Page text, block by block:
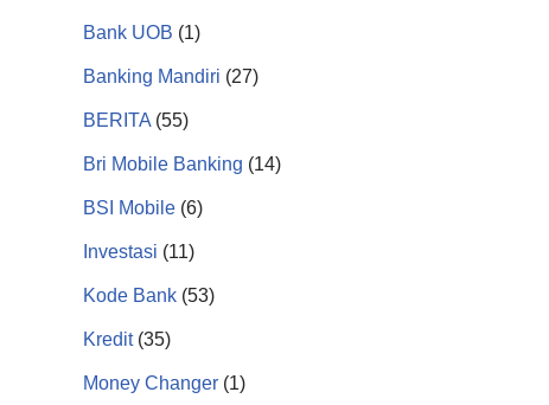
Bank UOB (1)
Banking Mandiri (27)
BERITA (55)
Bri Mobile Banking (14)
BSI Mobile (6)
Investasi (11)
Kode Bank (53)
Kredit(35)
Money Changer (1)